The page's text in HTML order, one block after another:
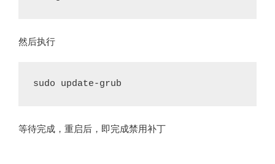
然后执行
sudo update-grub
等待完成，重启后，即完成禁用补丁